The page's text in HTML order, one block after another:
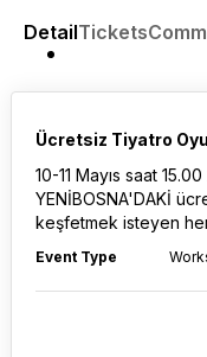
DetailTickets
Ücretsiz Tiyatro
10-11 Mayıs saat
YENİBOSNA'DAKİ
keşfetmek isteyen
Event Type